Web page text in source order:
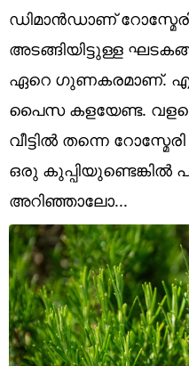
Lifestyle
world
Technology
Religion
Web Story
Short Videos
ഡിമാൻഡാണ്
അടങ്ങിയിട്ടുള്ള
ഏറെ ഗുണകരമാണ്.
പൈസ കളയേണ്ട.
വീട്ടിൽ തന്നെ
ഒരു കുപ്പിയുണ്ടെങ്കിൽ
അറിഞ്ഞാലോ...